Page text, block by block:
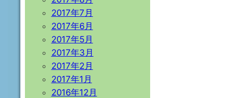
2017年7月
2017年6月
2017年5月
2017年3月
2017年2月
2017年1月
2016年12月